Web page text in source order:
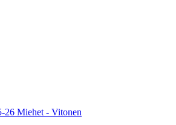
26 Miehet - Vitonen